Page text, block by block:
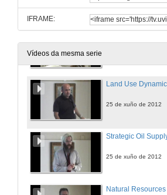
IFRAME:
Vídeos da mesma serie
Quenda de
25 de xuño de 2012
25 de xuño de 2012